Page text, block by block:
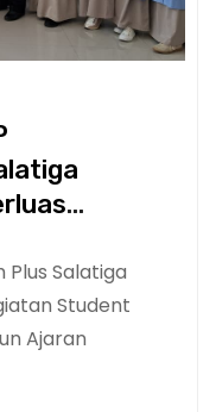
Semangat
Plus Salatiga
Student
Ajaran